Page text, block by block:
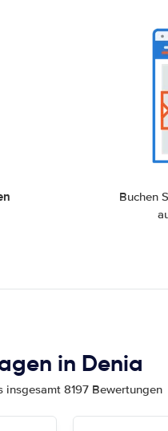
Buchen
in Denia
insgesamt 8197 Bewertungen